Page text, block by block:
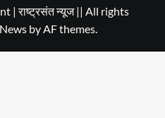
in
Dehradun
| राष्ट्रसंत न्यूज || All rights
by AF themes.